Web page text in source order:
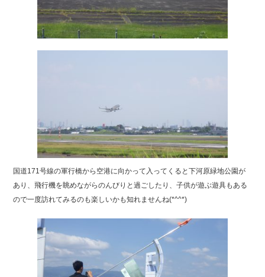
国道171号線の軍行橋から空港に向かって入ってくると下河原緑地公園が
あり、飛行機を眺めながらのんびりと過ごしたり、子供が遊ぶ遊具もある
ので一度訪れてみるのも楽しいかも知れませんね(*^^*)